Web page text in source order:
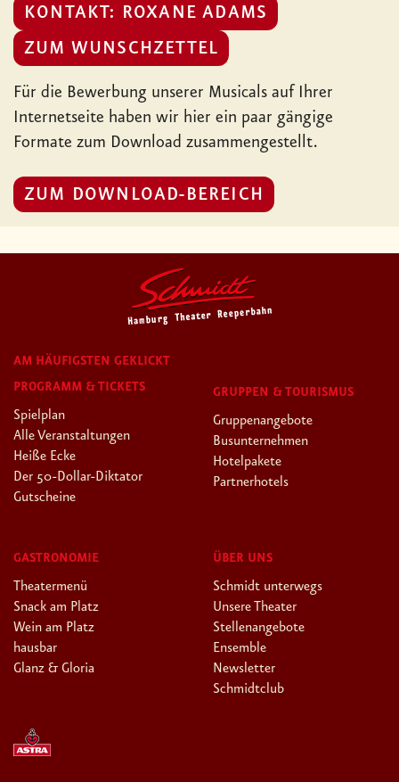
KONTAKT: ROXANE ADAMS
ZUM WUNSCHZETTEL
Für die Bewerbung unserer Musicals auf Ihrer
Internetseite haben wir hier ein paar gängige
Formate zum Download zusammengestellt.
ZUM DOWNLOAD-BEREICH
AM HÄUFIGSTEN GEKLICKT
PROGRAMM & TICKETS
Spielplan
Alle Veranstaltungen
Heiße Ecke
Der 50-Dollar-Diktator
Gutscheine
GRUPPEN & TOURISMUS
Gruppenangebote
Busunternehmen
Hotelpakete
Partnerhotels
GASTRONOMIE
Theatermenü
Snack am Platz
Wein am Platz
hausbar
Glanz & Gloria
ÜBER UNS
Schmidt unterwegs
Unsere Theater
Stellenangebote
Ensemble
Newsletter
Schmidtclub